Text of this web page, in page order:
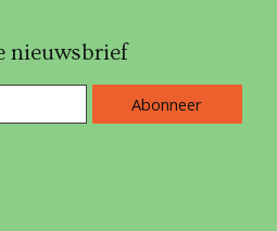
nieuwsbrief
Abonneer